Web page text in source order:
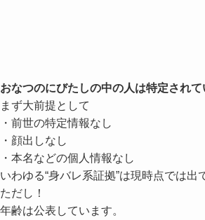
おなつのにびたしの中の人は特定されて
まず大前提として
・前世の特定情報なし
・顔出しなし
・本名などの個人情報なし
いわゆる“身バレ系証拠”は現時点では出
ただし！
年齢は公表しています。